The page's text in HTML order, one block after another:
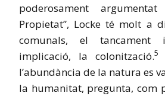
poderosament
Propietat”, Locke té molt a
comunals, el tancament
implicació, la colonització.5
l’abundància de la natura es
la humanitat, pregunta, com